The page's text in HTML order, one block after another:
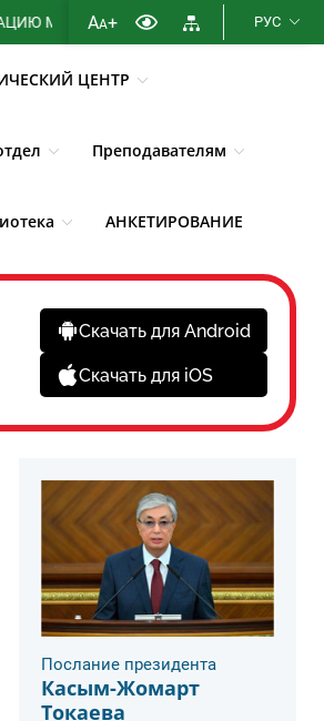
ЗДРАВООХРАНЕНИЯ
AA+ РУС
ЦЕНТР
Преподавателям
АНКЕТИРОВАНИЕ
Скачать для Android
Скачать для iOS
Послание президента
Касым-Жомарт
Токаева